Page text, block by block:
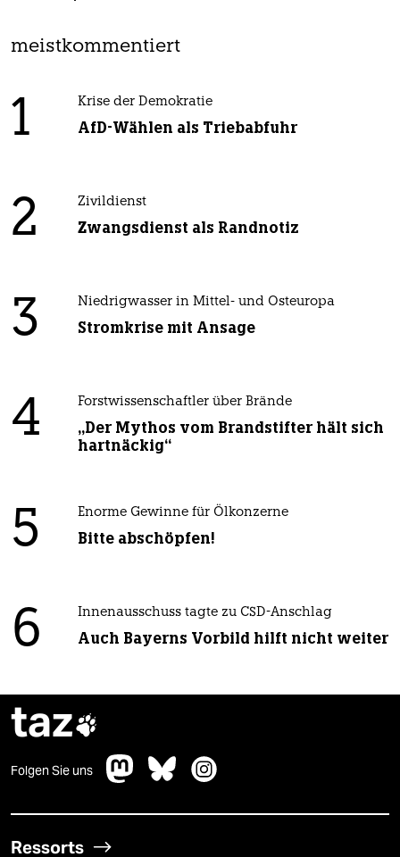
meistkommentiert
1 Krise der Demokratie
AfD-Wählen als Triebabfuhr
2 Zivildienst
Zwangsdienst als Randnotiz
3 Niedrigwasser in Mittel- und Osteuropa
Stromkrise mit Ansage
4 Forstwissenschaftler über Brände
„Der Mythos vom Brandstifter hält sich
hartnäckig“
5 Enorme Gewinne für Ölkonzerne
Bitte abschöpfen!
6 Innenausschuss tagte zu CSD-Anschlag
Auch Bayerns Vorbild hilft nicht weiter
taz
Folgen Sie uns
Ressorts